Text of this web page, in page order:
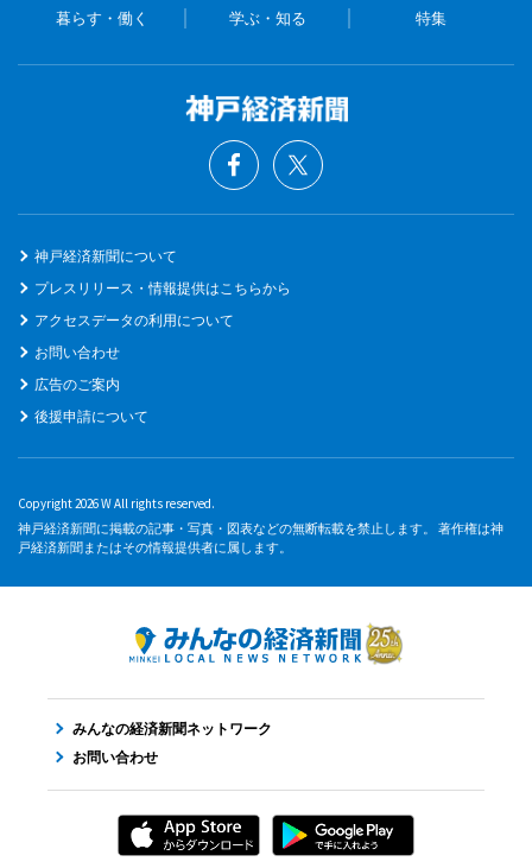
暮らす・働く 学ぶ・知る 特集
神戸経済新聞について
プレスリリース・情報提供はこちらから
アクセスデータの利用について
お問い合わせ
広告のご案内
後援申請について
Copyright 2026 W All rights reserved.
神戸経済新聞に掲載の記事・写真・図表などの無断転載を禁止します。 著作権は神
戸経済新聞またはその情報提供者に属します。
みんなの経済新聞ネットワーク
お問い合わせ